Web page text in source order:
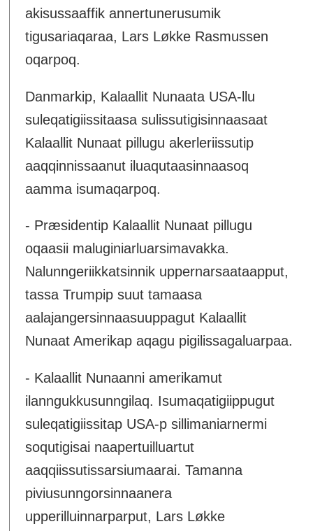
akisussaaffik annertunerusumik
tigusariaqaraa, Lars Løkke Rasmussen
oqarpoq.
Danmarkip, Kalaallit Nunaata USA-llu
suleqatigiissitaasa sulissutigisinnaasaat
Kalaallit Nunaat pillugu akerleriissutip
aaqqinnissaanut iluaqutaasinnaasoq
aamma isumaqarpoq.
- Præsidentip Kalaallit Nunaat pillugu
oqaasii maluginiarluarsimavakka.
Nalunngeriikkatsinnik uppernarsaataapput,
tassa Trumpip suut tamaasa
aalajangersinnaasuuppagut Kalaallit
Nunaat Amerikap aqagu pigilissagaluarpaa.
- Kalaallit Nunaanni amerikamut
ilanngukkusunngilaq. Isumaqatigiippugut
suleqatigiissitap USA-p sillimaniarnermi
soqutigisai naapertuilluartut
aaqqiissutissarsiumaarai. Tamanna
piviusunngorsinnaanera
upperilluinnarparput, Lars Løkke